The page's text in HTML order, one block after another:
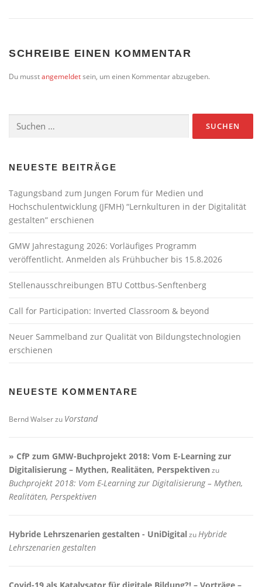
SCHREIBE EINEN KOMMENTAR
Du musstangemeldetsein, um einen Kommentar abzugeben.
nach:
NEUESTE BEITRÄGE
Tagungsband zum Jungen Forum für Medien und
Hochschulentwicklung (JFMH) “Lernkulturen in der Digitalität
gestalten” erschienen
GMW Jahrestagung 2026: Vorläufiges Programm
veröffentlicht. Anmelden als Frühbucher bis 15.8.2026
Stellenausschreibungen BTU Cottbus-Senftenberg
Call for Participation: Inverted Classroom & beyond
Neuer Sammelband zur Qualität von Bildungstechnologien
erschienen
NEUESTE KOMMENTARE
Bernd Walserzu Vorstand
» CfP zum GMW-Buchprojekt 2018: Vom E-Learning zur
Digitalisierung – Mythen, Realitäten, Perspektiven zu
Buchprojekt 2018: Vom E-Learning zur Digitalisierung – Mythen,
Realitäten, Perspektiven
Hybride Lehrszenarien gestalten - UniDigitalzu Hybride
Lehrszenarien gestalten